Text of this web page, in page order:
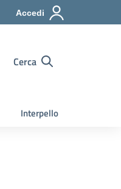
Accedi
Cerca
Interpello